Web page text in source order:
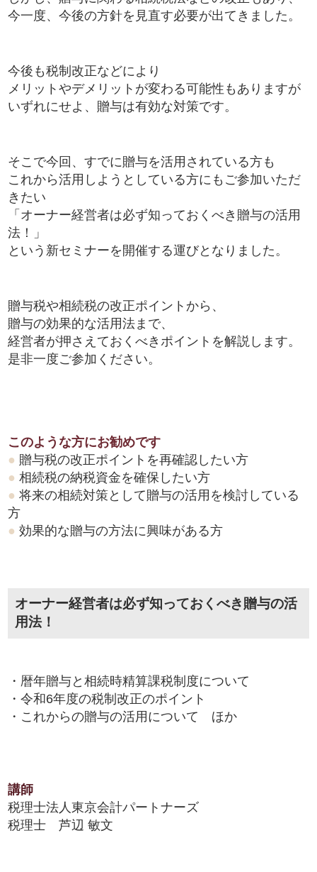
今一度、今後の方針を見直す必要が出てきました。
今後も税制改正などにより
メリットやデメリットが変わる可能性もありますが
いずれにせよ、贈与は有効な対策です。
そこで今回、すでに贈与を活用されている方も
これから活用しようとしている方にもご参加いただ
きたい
「オーナー経営者は必ず知っておくべき贈与の活用
法！」
という新セミナーを開催する運びとなりました。
贈与税や相続税の改正ポイントから、
贈与の効果的な活用法まで、
経営者が押さえておくべきポイントを解説します。
是非一度ご参加ください。
このような方にお勧めです
● 贈与税の改正ポイントを再確認したい方
●相続税の納税資金を確保したい方
●将来の相続対策として贈与の活用を検討している
方
●効果的な贈与の方法に興味がある方
オーナー経営者は必ず知っておくべき贈与の活
用法！
・暦年贈与と相続時精算課税制度について
・令和6年度の税制改正のポイント
・これからの贈与の活用について ほか
講師
税理士法人東京会計パートナーズ
税理士 芦辺 敏文